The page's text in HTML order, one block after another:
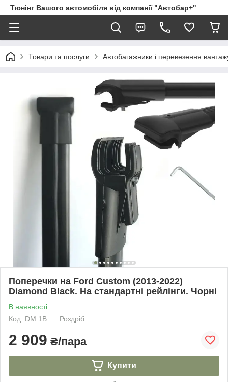
Тюнінг Вашого автомобіля від компанії "Автобар+"
Товари та послуги Автобагажники і перевезення
Поперечки на Ford Custom (2013-2022)
Diamond Black. На стандартні рейлінги. Чорні
В наявності
Код: DM.1B
Роздріб
2 909 ₴/пара
Купити